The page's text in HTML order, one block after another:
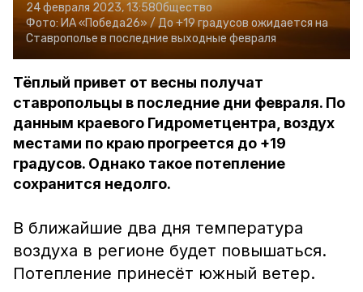
24 февраля 2023, 13:58Общество
Фото: ИА «Победа26» / До +19 градусов ожидается на
Ставрополье в последние выходные февраля
Тёплый привет от весны получат
ставропольцы в последние дни февраля. По
данным краевого Гидрометцентра, воздух
местами по краю прогреется до +19
градусов. Однако такое потепление
сохранится недолго.
В ближайшие два дня температура
воздуха в регионе будет повышаться.
Потепление принесёт южный ветер.